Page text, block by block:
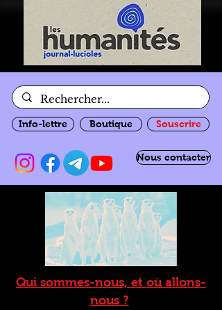
Info-lettre Boutique Souscrire
Nous contacter
Qui sommes-nous, et où allons-
nous ?